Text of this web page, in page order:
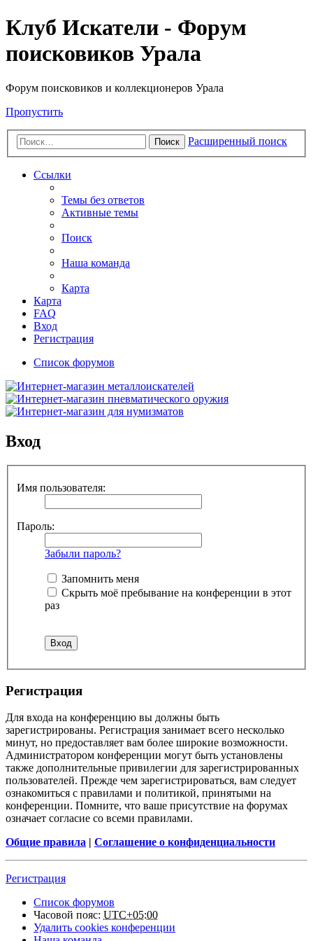
Клуб Искатели - Форум
поисковиков Урала
Форум поисковиков и коллекционеров Урала
Пропустить
Поиск Расширенный поиск
Ссылки
Темы без ответов
Активные темы
Поиск
Наша команда
Карта
Карта
FAQ
Вход
Регистрация
Список форумов
Вход
Имя пользователя:
Пароль:
Забыли пароль?
Запомнить меня
Скрыть моё пребывание на конференции в этот
раз
Регистрация
Для входа на конференцию вы должны быть
зарегистрированы. Регистрация занимает всего несколько
минут, но предоставляет вам более широкие возможности.
Администратором конференции могут быть установлены
также дополнительные привилегии для зарегистрированных
пользователей. Прежде чем зарегистрироваться, вам следует
ознакомиться с правилами и политикой, принятыми на
конференции. Помните, что ваше присутствие на форумах
означает согласие со всеми правилами.
Общие правила | Соглашение о конфиденциальности
Регистрация
Список форумов
Часовой пояс: UTC+05:00
Удалить cookies конференции